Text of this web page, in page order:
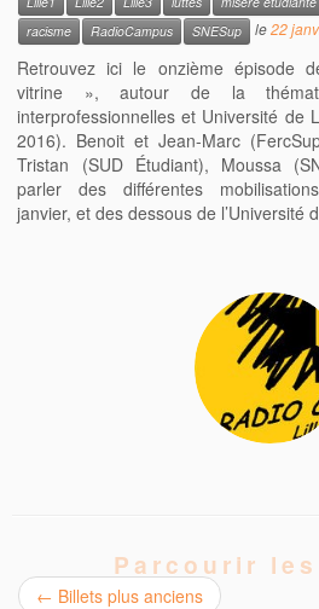
racisme
RadioCampus SNESup le22
Retrouvez ici le onzième épisode
vitrine », autour de la
interprofessionnelles et Université de
2016). Benoit et Jean-Marc
Tristan (SUD Étudiant), Moussa
parler des différentes
janvier, et des dessous de
Parcourir
← Billets plus anciens